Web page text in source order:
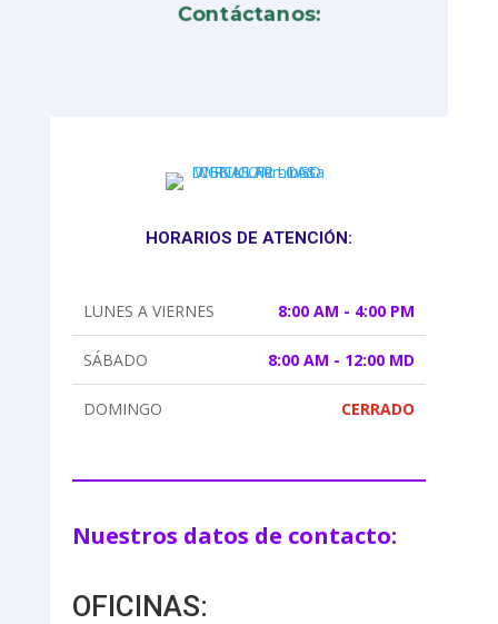
Contáctanos:
HORARIOS DE ATENCIÓN:
LUNES A VIERNES 8:00 AM - 4:00 PM
SÁBADO 8:00 AM - 12:00 MD
DOMINGO CERRADO
Nuestros datos de contacto:
OFICINAS: